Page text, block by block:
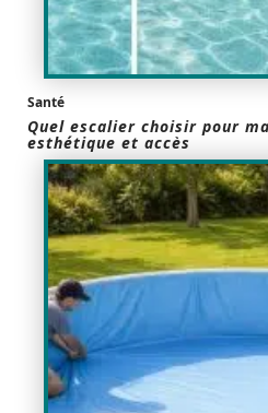
Santé
Quel escalier choisir pour
esthétique et accès